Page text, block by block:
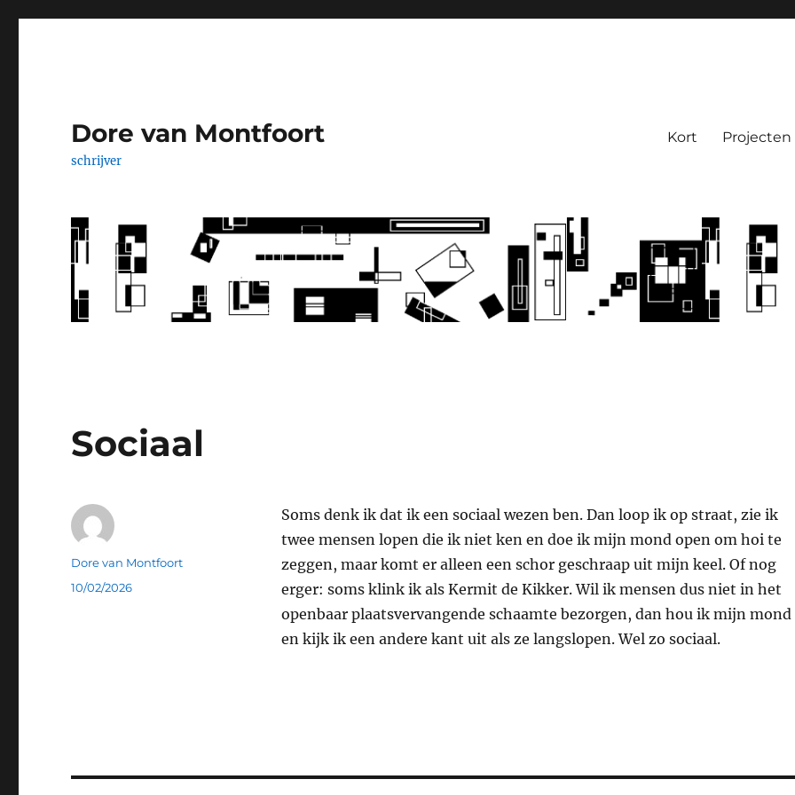
Dore van Montfoort
schrijver
Kort Projecten
Sociaal
Soms denk ik dat ik een sociaal wezen ben. Dan loop ik op straat, zie ik
twee mensen lopen die ik niet ken en doe ik mijn mond open om hoi te
zeggen, maar komt er alleen een schor geschraap uit mijn keel. Of nog
erger: soms klink ik als Kermit de Kikker. Wil ik mensen dus niet in het
openbaar plaatsvervangende schaamte bezorgen, dan hou ik mijn mond
en kijk ik een andere kant uit als ze langslopen. Wel zo sociaal.
Auteur
Dore van Montfoort
Geplaatst
10/02/2026